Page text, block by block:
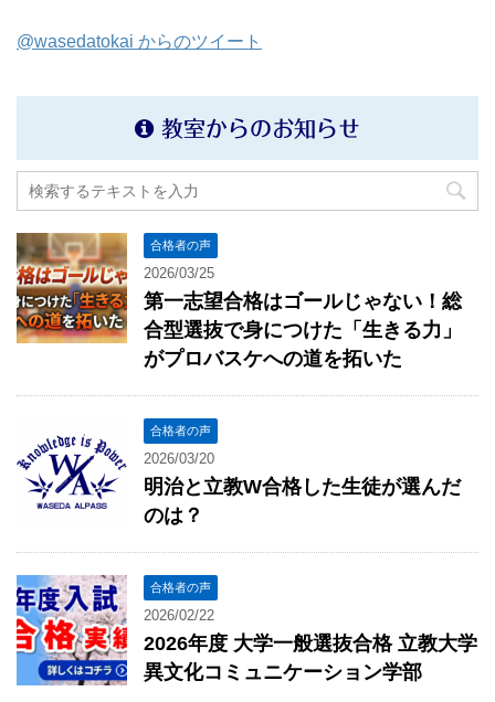
@wasedatokai からのツイート
教室からのお知らせ
合格者の声
2026/03/25
第一志望合格はゴールじゃない！総
合型選抜で身につけた「生きる力」
がプロバスケへの道を拓いた
合格者の声
2026/03/20
明治と立教W合格した生徒が選んだ
のは？
合格者の声
2026/02/22
2026年度 大学一般選抜合格 立教大学
異文化コミュニケーション学部